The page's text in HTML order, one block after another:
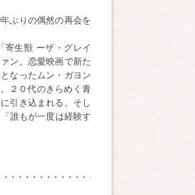
ぶりの偶然の再会を
寄生獣 ーザ・グレイ
ン。恋愛映画で新た
なったムン・ガヨン
２０代のきらめく青
引き込まれる。そし
誰もが一度は経験す